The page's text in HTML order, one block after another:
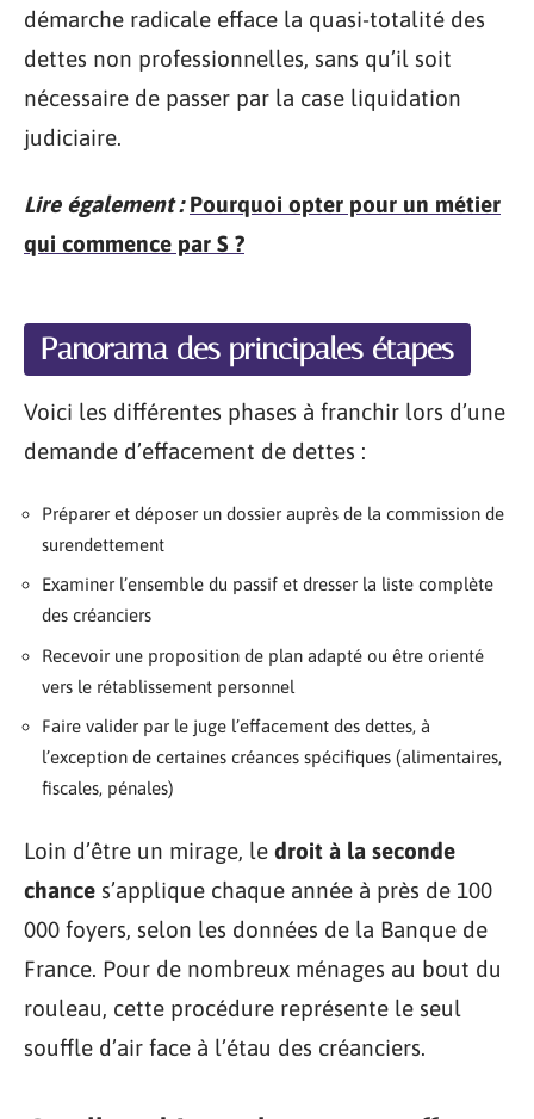
démarche radicale efface la quasi-totalité des
dettes non professionnelles, sans qu’il soit
nécessaire de passer par la case liquidation
judiciaire.
Lire également : Pourquoi opter pour un métier
qui commence par S ?
Panorama des principales étapes
Voici les différentes phases à franchir lors d’une
demande d’effacement de dettes :
Préparer et déposer un dossier auprès de la commission de
surendettement
Examiner l’ensemble du passif et dresser la liste complète
des créanciers
Recevoir une proposition de plan adapté ou être orienté
vers le rétablissement personnel
Faire valider par le juge l’effacement des dettes, à
l’exception de certaines créances spécifiques (alimentaires,
fiscales, pénales)
Loin d’être un mirage, le droit à la seconde
chance s’applique chaque année à près de 100
000 foyers, selon les données de la Banque de
France. Pour de nombreux ménages au bout du
rouleau, cette procédure représente le seul
souffle d’air face à l’étau des créanciers.